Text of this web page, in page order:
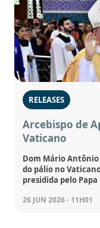
RELEASES
Arcebispo de
Vaticano
Dom Mário
do pálio no
presidida pelo Papa
26 JUN 2026 - 11H01